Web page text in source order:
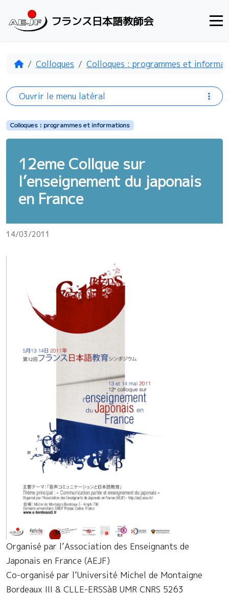
フランス日本語教師会
AccueilColloques Colloques : programmes et
Colloques : programmes et informations
12eme Collque sur
l’enseignement du japonais
en France
14/03/2011
Organisé par l’Association des Enseignants de
Japonais en France (AEJF)
Co-organisé par l’Université Michel de Montaigne
Bordeaux III & CLLE-ERSSàB UMR CNRS 5263
Ouvrir le menu latéral